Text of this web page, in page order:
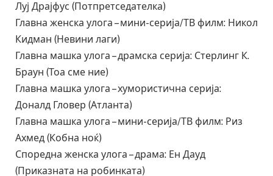
Луј Драјфус (Потпретседателка)
Главна женска улога – мини-серија/ТВ филм: Никол
Кидман (Невини лаги)
Главна машка улога – драмска серија: Стерлинг К.
Браун (Тоа сме ние)
Главна машка улога – хумористична серија:
Доналд Гловер (Атланта)
Главна машка улога – мини-серија/ТВ филм: Риз
Ахмед (Кобна ноќ)
Споредна женска улога – драма: Ен Дауд
(Приказната на робинката)